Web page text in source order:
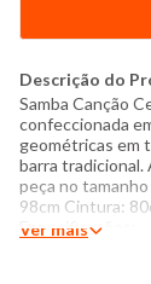
Descrição do
Samba Canção
confeccionada
geométricas em
barra
peça no
98cm Cintura:
Especificações: -
Ver mais